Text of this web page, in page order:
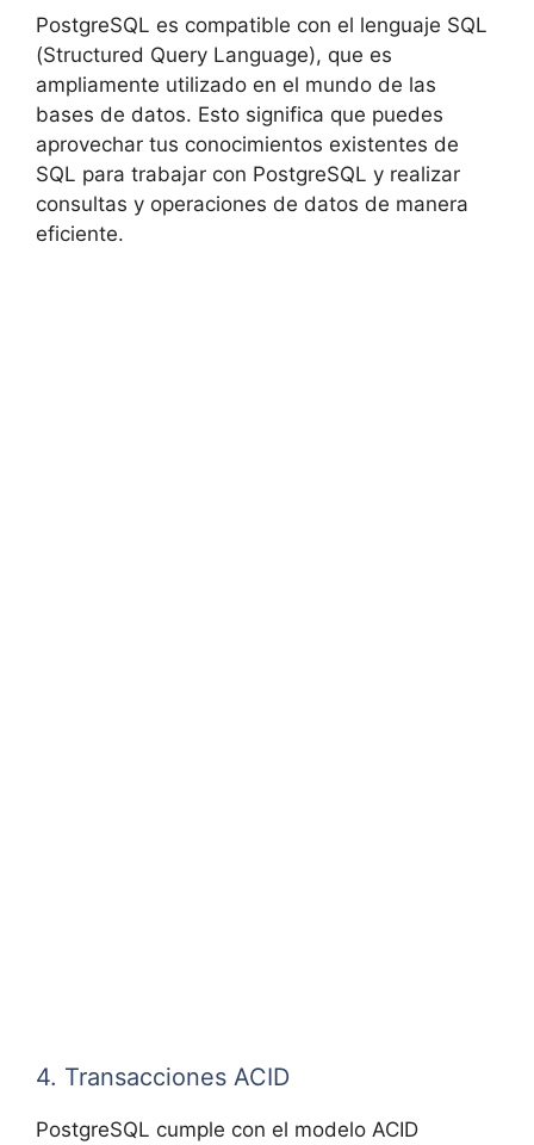
PostgreSQL es compatible con el lenguaje SQL
(Structured Query Language), que es
ampliamente utilizado en el mundo de las
bases de datos. Esto significa que puedes
aprovechar tus conocimientos existentes de
SQL para trabajar con PostgreSQL y realizar
consultas y operaciones de datos de manera
eficiente.
4. Transacciones ACID
PostgreSQL cumple con el modelo ACID